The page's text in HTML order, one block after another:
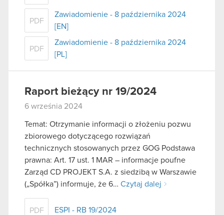
PDF
Zawiadomienie - 8 października 2024
[EN]
PDF
Zawiadomienie - 8 października 2024
[PL]
Raport bieżący nr 19/2024
6 września 2024
Temat: Otrzymanie informacji o złożeniu pozwu
zbiorowego dotyczącego rozwiązań
technicznych stosowanych przez GOG Podstawa
prawna: Art. 17 ust. 1 MAR – informacje poufne
Zarząd CD PROJEKT S.A. z siedzibą w Warszawie
(„Spółka”) informuje, że 6… Czytaj dalej
PDF ESPI - RB 19/2024